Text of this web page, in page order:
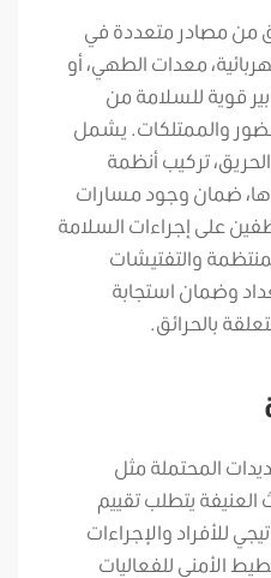
من مصادر متعددة في
معدات الطهي، أو
قوية للسلامة من
والممتلكات. يشمل
تركيب أنظمة
ضمان وجود مسارات
على إجراءات السلامة
والتفتيشات
وضمان استجابة
بالحرائق.
المحتملة مثل
العنيفة يتطلب تقييم
للأفراد والإجراءات
الأمني للفعاليات